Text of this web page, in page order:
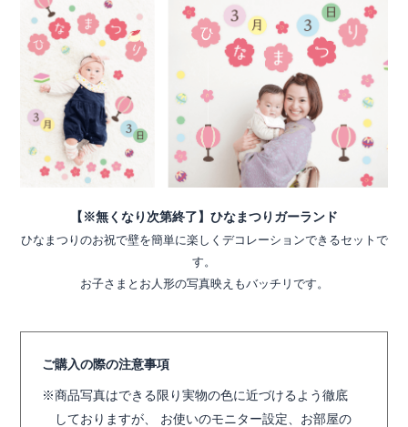
【※無くなり次第終了】ひなまつりガーランド
ひなまつりのお祝で壁を簡単に楽しくデコレーションできるセットで
す。
お子さまとお人形の写真映えもバッチリです。
ご購入の際の注意事項
商品写真はできる限り実物の色に近づけるよう徹底
しておりますが、 お使いのモニター設定、お部屋の